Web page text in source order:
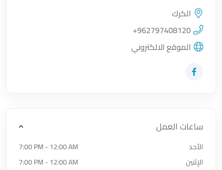
اضغط لتحميل الموقع
الكرك
+962797408120
الموقع الالكتروني
زيارة حساب المتجر على Facebook-f
ساعات العمل
الأحد
7:00 PM - 12:00 AM
الإثنين
7:00 PM - 12:00 AM